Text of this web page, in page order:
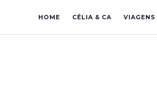
HOME CÉLIA & CA VIAGENS